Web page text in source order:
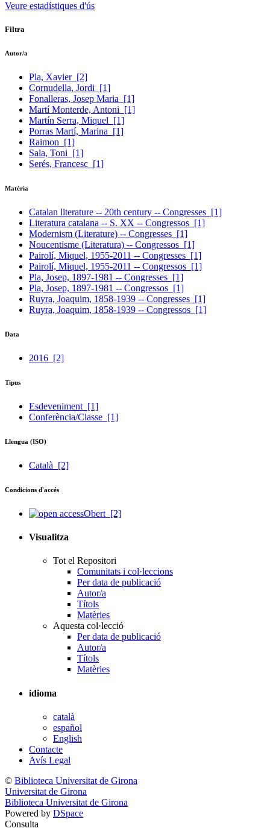
Veure estadístiques d'ús
Filtra
Autor/a
Pla, Xavier [2]
Cornudella, Jordi [1]
Fonalleras, Josep Maria [1]
Martí Monterde, Antoni [1]
Martín Serra, Miquel [1]
Porras Martí, Marina [1]
Raimon [1]
Sala, Toni [1]
Serés, Francesc [1]
Matèria
Catalan literature -- 20th century -- Congresses [1]
Literatura catalana -- S. XX -- Congressos [1]
Modernism (Literature) -- Congresses [1]
Noucentisme (Literatura) -- Congressos [1]
Pairolí, Miquel, 1955-2011 -- Congresses [1]
Pairolí, Miquel, 1955-2011 -- Congressos [1]
Pla, Josep, 1897-1981 -- Congresses [1]
Pla, Josep, 1897-1981 -- Congressos [1]
Ruyra, Joaquim, 1858-1939 -- Congresses [1]
Ruyra, Joaquim, 1858-1939 -- Congressos [1]
Data
2016 [2]
Tipus
Esdeveniment [1]
Conferència/Classe [1]
Llengua (ISO)
Català [2]
Condicions d'accés
Obert [2]
Visualitza
Tot el Repositori
Comunitats i col·leccions
Per data de publicació
Autor/a
Títols
Matèries
Aquesta col·lecció
Per data de publicació
Autor/a
Títols
Matèries
idioma
català
español
English
Contacte
Avís Legal
© Biblioteca Universitat de Girona
Universitat de Girona
Biblioteca Universitat de Girona
Powered by DSpace
Consulta